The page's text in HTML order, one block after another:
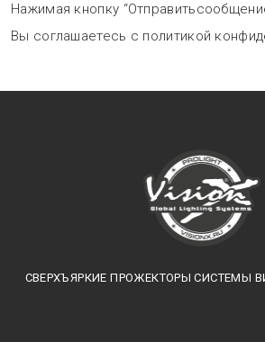
Нажимая кнопку
Вы соглашаетесь с политикой
СВЕРХЪЯРКИЕ ПРОЖЕКТОРЫ СИСТЕМЫ